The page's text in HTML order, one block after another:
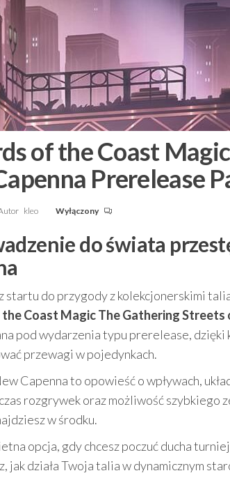
of the Coast
Prerelease
kleo Wyłączony
do świata
startu do przygody z kolekcjonerskimi
Coast Magic The Gathering Streets
pod wydarzenia typu prerelease,
przewagi w pojedynkach.
Capenna to opowieść o wpływach,
rozgrywek oraz możliwość
w środku.
opcja, gdy chcesz poczuć ducha
jak działa Twoja talia w dynamicznym